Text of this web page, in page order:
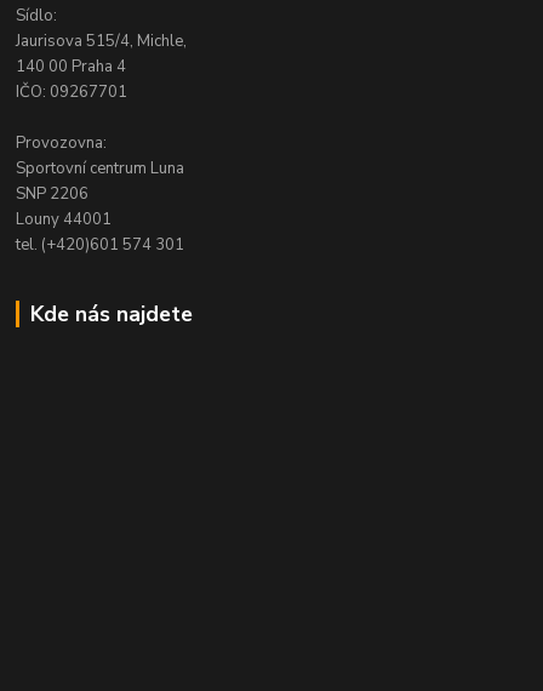
Sídlo:
Jaurisova 515/4, Michle,
140 00 Praha 4
IČO: 09267701
Provozovna:
Sportovní centrum Luna
SNP 2206
Louny 44001
tel. (+420)601 574 301
Kde nás najdete